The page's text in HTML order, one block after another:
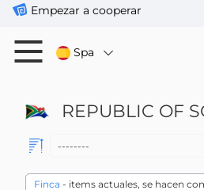
Empezar a cooperar
Spa
REPUBLIC OF
Finca - items actuales, se hacen